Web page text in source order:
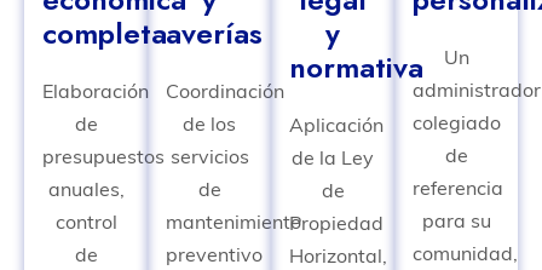
completa
Elaboración
de
presupuestos
anuales,
control
de
averías
Coordinación
de los
servicios
de
mantenimiento
preventivo
y
normativa
Aplicación
de la Ley
de
Propiedad
Horizontal,
Un
administrador
colegiado
de
referencia
para su
comunidad,